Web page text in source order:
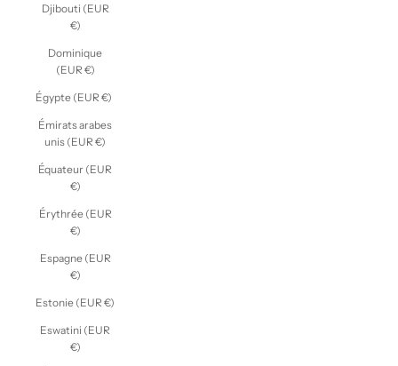
Djibouti (EUR
€)
Dominique
(EUR €)
Égypte (EUR €)
Émirats arabes
unis (EUR €)
Équateur (EUR
€)
Érythrée (EUR
€)
Espagne (EUR
€)
Estonie (EUR €)
Eswatini (EUR
€)